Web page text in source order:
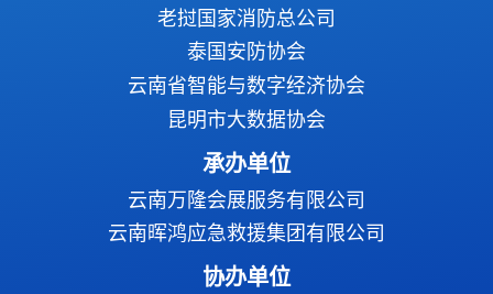
老挝国家消防总公司
泰国安防协会
云南省智能与数字经济协会
昆明市大数据协会
承办单位
云南万隆会展服务有限公司
云南晖鸿应急救援集团有限公司
协办单位